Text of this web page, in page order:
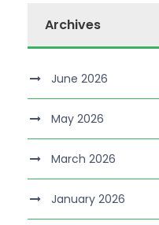
Archives
June 2026
May 2026
March 2026
January 2026